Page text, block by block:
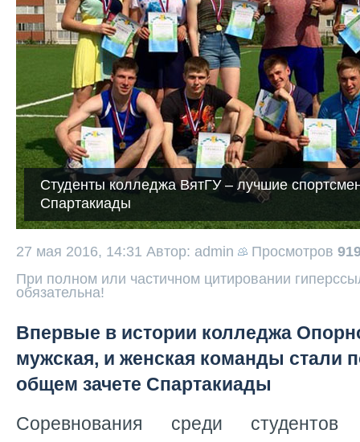
Студенты колледжа ВятГУ – лучшие
Спартакиады
27 мая 2016, 14:31 Автор: admin Просмотров
При полном или частичном цитировании
обязательна!
Впервые в истории колледжа
мужская, и женская команды стали
общем зачете Спартакиады
Соревнования среди студентов